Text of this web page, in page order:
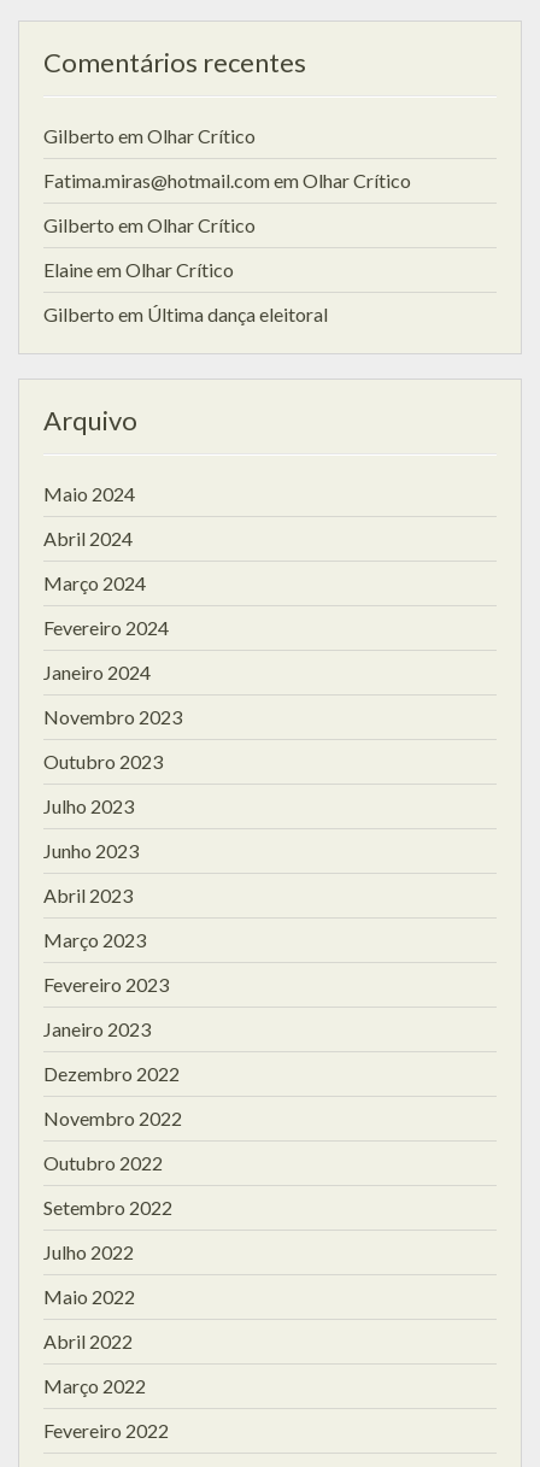
Comentários recentes
Gilberto emOlhar Crítico
Fatima.miras@hotmail.comemOlhar Crítico
Gilberto emOlhar Crítico
ElaineemOlhar Crítico
Gilberto em Última dança eleitoral
Arquivo
Maio 2024
Abril 2024
Março 2024
Fevereiro 2024
Janeiro 2024
Novembro 2023
Outubro 2023
Julho 2023
Junho 2023
Abril 2023
Março 2023
Fevereiro 2023
Janeiro 2023
Dezembro 2022
Novembro 2022
Outubro 2022
Setembro 2022
Julho 2022
Maio 2022
Abril 2022
Março 2022
Fevereiro 2022